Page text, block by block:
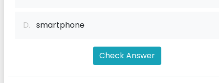
D. smartphone
Check Answer